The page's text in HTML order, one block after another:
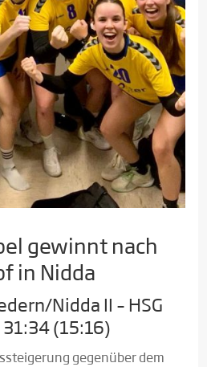
gewinnt nach
in Nidda
Nidda II – HSG
(15:16)
gegenüber dem